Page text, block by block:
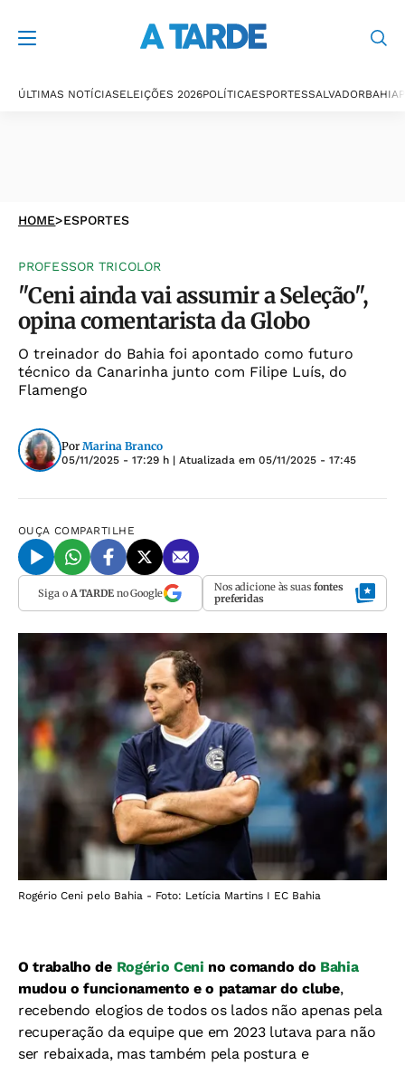
ÚLTIMAS NOTÍCIASELEIÇÕES 2026POLÍTICAESPORTESSALVADORBAHIA
HOME>ESPORTES
PROFESSOR TRICOLOR
"Ceni ainda vai assumir a Seleção",
opina comentarista da Globo
O treinador do Bahia foi apontado como futuro
técnico da Canarinha junto com Filipe Luís, do
Flamengo
Por Marina Branco
05/11/2025 - 17:29 h | Atualizada em 05/11/2025 - 17:45
OUÇA COMPARTILHE
Siga o A TARDEno Google Nos adicione às suas fontes
preferidas
Rogério Ceni pelo Bahia - Foto: Letícia Martins I EC Bahia
O trabalho de Rogério Ceni no comando do Bahia
mudou o funcionamento e o patamar do clube,
recebendo elogios de todos os ladosnão apenas pela
recuperação da equipe que em 2023 lutava para não
ser rebaixada, mas também pela postura e